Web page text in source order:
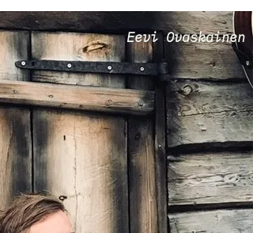
Eevi Ovaskainen